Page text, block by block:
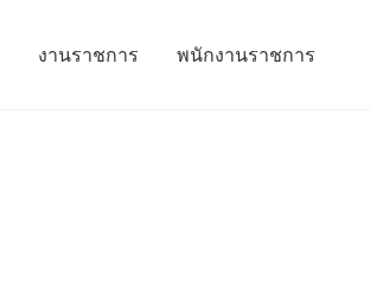
งานราชการ พนักงานราชการ